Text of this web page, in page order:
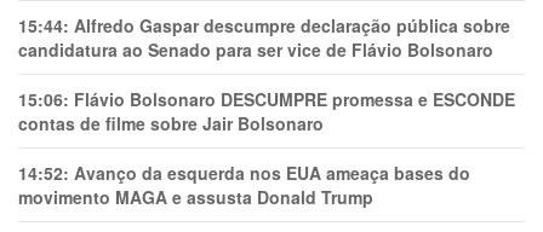
15:44: Alfredo Gaspar descumpre declaração pública sobre
candidatura ao Senado para ser vice de Flávio Bolsonaro
15:06: Flávio Bolsonaro DESCUMPRE promessa e ESCONDE
contas de filme sobre Jair Bolsonaro
14:52: Avanço da esquerda nos EUA ameaça bases do
movimento MAGA e assusta Donald Trump